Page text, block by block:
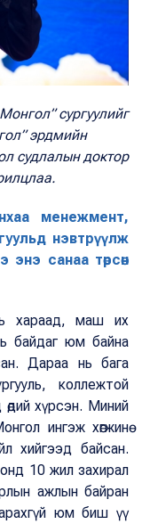
сургуулийг
эрдмийн
судлалын доктор
менежмент,
нэвтрүүлж
санаа төрсөн
хараад, маш их
байдаг юм байна
Дараа нь бага
коллежтой
өдий хүрсэн. Миний
ингэж хөгжинө
хийгээд байсан.
онд 10 жил захирал
ажлын байран
юм биш үү